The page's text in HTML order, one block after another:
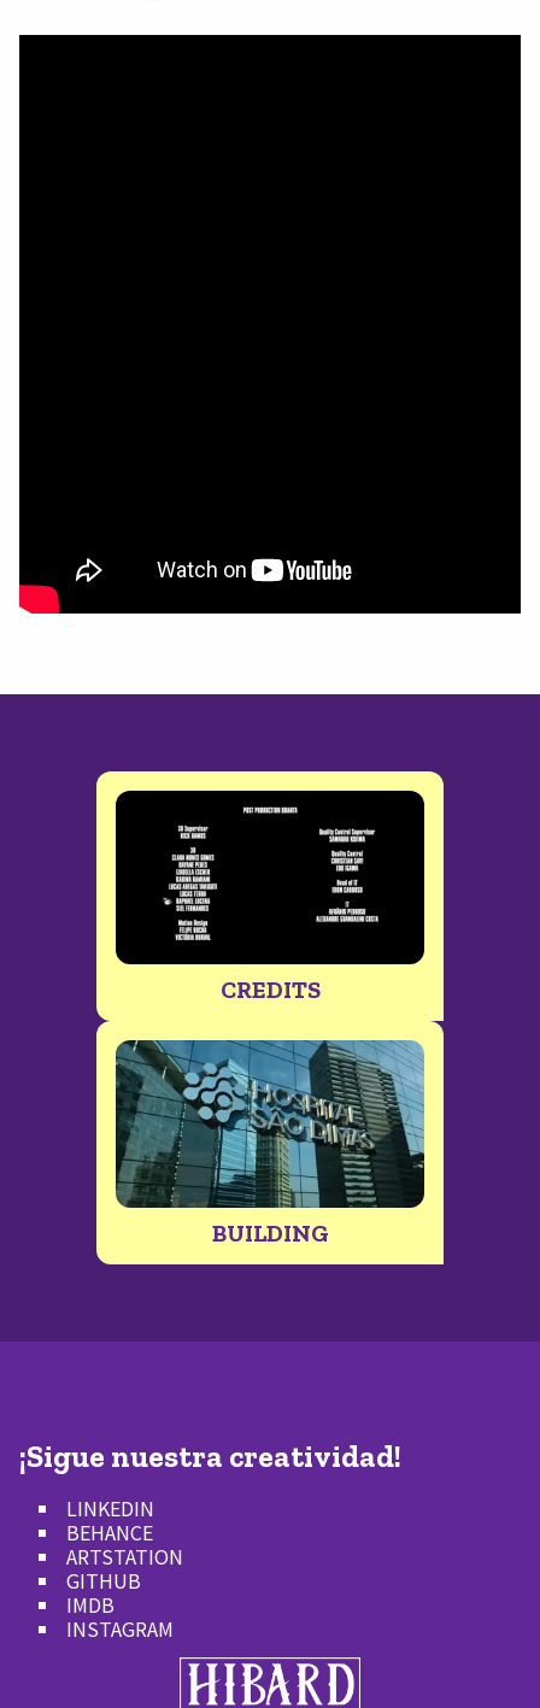
CREDITS
BUILDING
¡Sigue nuestra creatividad!
LINKEDIN
BEHANCE
ARTSTATION
GITHUB
IMDB
INSTAGRAM